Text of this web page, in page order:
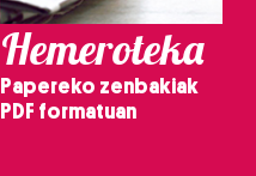
Hemeroteka
Papereko zenbakiak
PDF formatuan